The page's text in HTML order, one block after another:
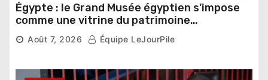
Égypte : le Grand Musée égyptien s’impose
comme une vitrine du patrimoine
pharaonique auprès des dirigeants
étrangers
Août 7, 2026 Équipe LeJourPile